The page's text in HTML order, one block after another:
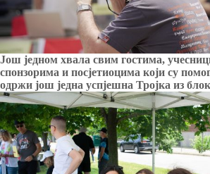
Још једном хвала свим гостима,
спонзорима и посјетиоцима који су
одржи још једна успјешна Тројка из